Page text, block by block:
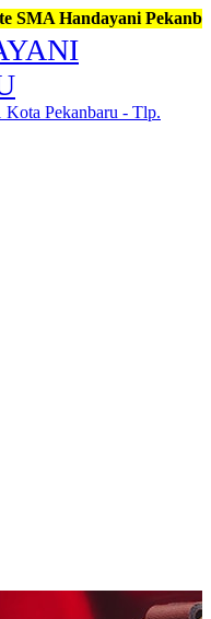
Pekanbaru, Jl.
Pekanbaru - Tlp.